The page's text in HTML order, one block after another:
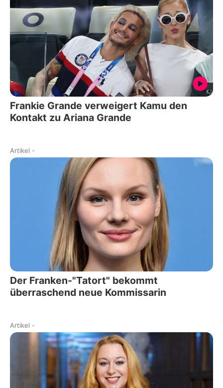
Frankie Grande verweigert Kamu den
Kontakt zu Ariana Grande
Artikel -
Der Franken-"Tatort" bekommt
überraschend neue Kommissarin
Artikel -